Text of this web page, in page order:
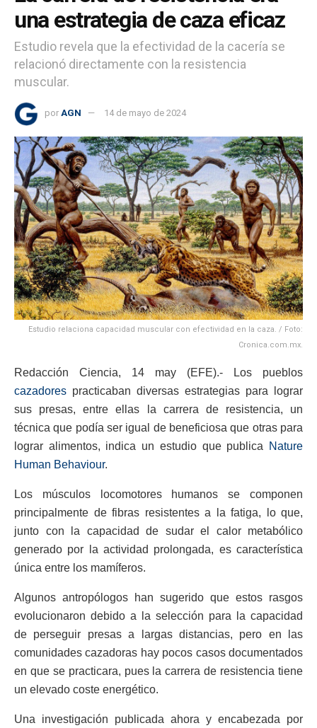
una estrategia de caza eficaz
Estudio revela que la efectividad de la cacería se
relacionó directamente con la resistencia
muscular.
por AGN 14 de mayo de 2024
Estudio relaciona capacidad muscular con efectividad en la caza. / Foto:
Cronica.com.mx.
Redacción Ciencia, 14 may (EFE).- Los pueblos
cazadores practicaban diversas estrategias para lograr
sus presas, entre ellas la carrera de resistencia, un
técnica que podía ser igual de beneficiosa que otras para
lograr alimentos, indica un estudio que publica
Nature
Human Behaviour.
Los músculos locomotores humanos se componen
principalmente de fibras resistentes a la fatiga, lo que,
junto con la capacidad de sudar el calor metabólico
generado por la actividad prolongada, es característica
única entre los mamíferos.
Algunos antropólogos han sugerido que estos rasgos
evolucionaron debido a la selección para la capacidad
de perseguir presas a largas distancias, pero en las
comunidades cazadoras hay pocos casos documentados
en que se practicara, pues la carrera de resistencia tiene
un elevado coste energético.
Una investigación publicada ahora y encabezada por